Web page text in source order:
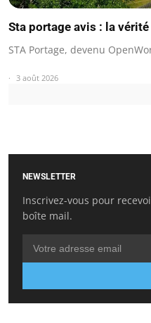
Sta portage avis : la
STA Portage, devenu
3 août 2026
NEWSLETTER
Inscrivez-vous pour
boîte mail.